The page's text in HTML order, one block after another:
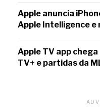
Apple anuncia
Apple Intelligence e
Apple TV app
TV+ e partidas da